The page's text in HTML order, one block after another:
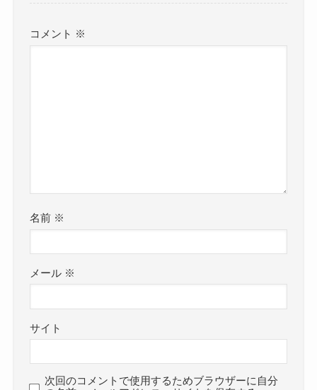
コメント ※
名前 ※
メール ※
サイト
次回のコメントで使用するためブラウザーに自分